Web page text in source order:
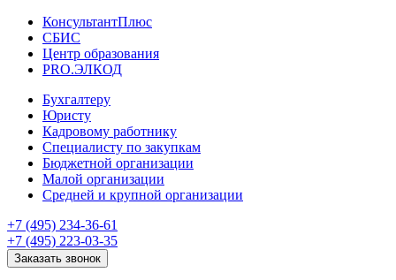
КонсультантПлюс
СБИС
Центр образования
PRO.ЭЛКОД
Бухгалтеру
Юристу
Кадровому работнику
Специалисту по закупкам
Бюджетной организации
Малой организации
Средней и крупной организации
+7 (495) 234-36-61
+7 (495) 223-03-35
Заказать звонок